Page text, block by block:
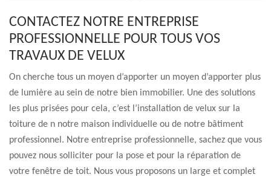
CONTACTEZ NOTRE ENTREPRISE
PROFESSIONNELLE POUR TOUS VOS
TRAVAUX DE VELUX
On cherche tous un moyen d’apporter un moyen d’apporter plus
de lumière au sein de notre bien immobilier. Une des solutions
les plus prisées pour cela, c’est l’installation de velux sur la
toiture de n notre maison individuelle ou de notre bâtiment
professionnel. Notre entreprise professionnelle, sachez que vous
pouvez nous solliciter pour la pose et pour la réparation de
votre fenêtre de toit. Nous vous proposons un large et complet